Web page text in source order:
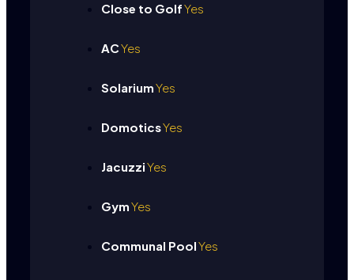
Close to GolfYes
ACYes
SolariumYes
DomoticsYes
JacuzziYes
GymYes
Communal PoolYes